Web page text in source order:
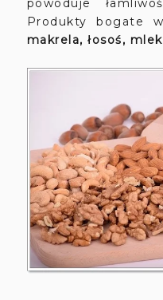
powoduje
Produkty
makrela, łosoś,